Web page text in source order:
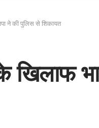
ने की पुलिस से शिकायत
खिलाफ